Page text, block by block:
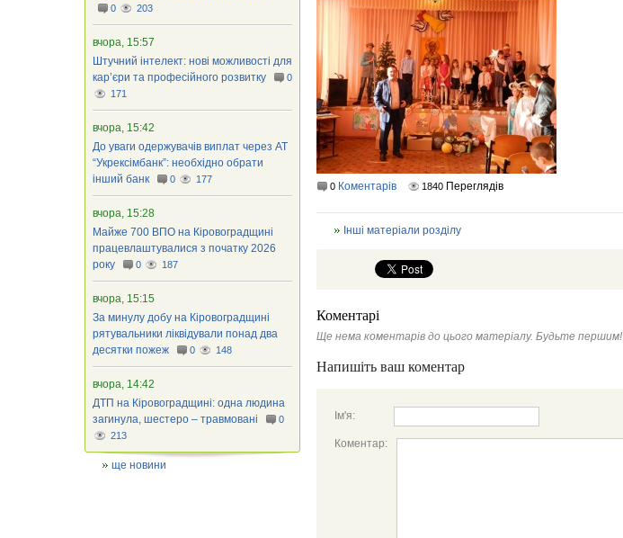
0 Коментарів 1840 Переглядів
Інші матеріали розділу
Коментарі
Ще нема коментарів до цього матеріалу. Будьте першим!
Напишіть ваш коментар
Ім'я:
Коментар:
0 203
вчора, 15:57
Штучний інтелект: нові можливості для
кар’єри та професійного розвитку
0
171
вчора, 15:42
До уваги одержувачів виплат через АТ
“Укрексімбанк”: необхідно обрати
інший банк
0 177
вчора, 15:28
Майже 700 ВПО на Кіровоградщині
працевлаштувалися з початку 2026
року
0 187
вчора, 15:15
За минулу добу на Кіровоградщині
рятувальники ліквідували понад два
десятки пожеж
0 148
вчора, 14:42
ДТП на Кіровоградщині: одна людина
загинула, шестеро – травмовані
0
213
ще новини